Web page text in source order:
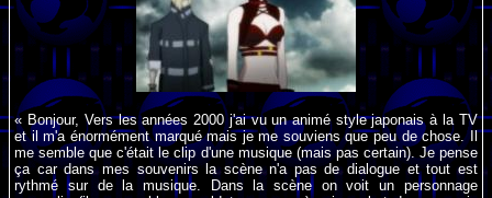
« Bonjour, Vers les années 2000 j'ai vu un animé style japonais à la TV
et il m'a énormément marqué mais je me souviens que peu de chose. Il
me semble que c'était le clip d'une musique (mais pas certain). Je pense
ça car dans mes souvenirs la scène n'a pas de dialogue et tout est
rythmé sur de la musique. Dans la scène on voit un personnage